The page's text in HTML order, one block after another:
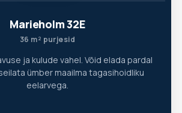
Marieholm 32E
36 m² purjesid
ja kulude vahel. Võid elada pardal
ümber maailma tagasihoidliku
eelarvega.